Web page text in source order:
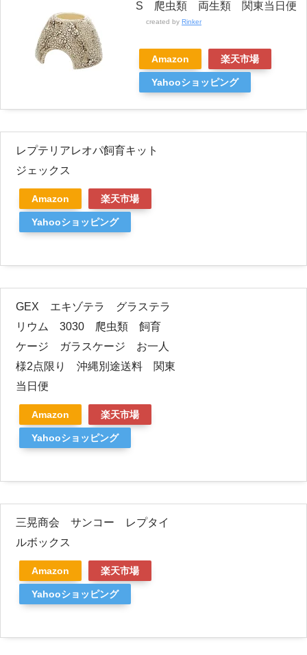
S 爬虫類 両生類 関東当日便
created by Rinker
Amazon 楽天市場
Yahooショッピング
レプテリアレオパ飼育キット
ジェックス
Amazon 楽天市場
Yahooショッピング
GEX エキゾテラ グラステラ
リウム 3030 爬虫類 飼育
ケージ ガラスケージ お一人
様2点限り 沖縄別途送料 関東
当日便
Amazon 楽天市場
Yahooショッピング
三晃商会 サンコー レプタイ
ルボックス
Amazon 楽天市場
Yahooショッピング